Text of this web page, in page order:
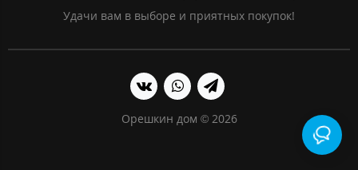
Удачи вам в выборе и приятных покупок!
Орешкин дом © 2026